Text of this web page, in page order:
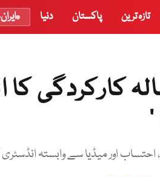
تازہ ترین پاکستان دنیا
کارکردگی کا
اور میڈیا سے وابستہ